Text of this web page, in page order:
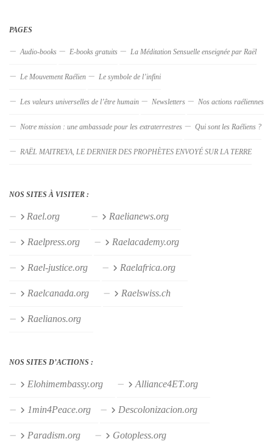
PAGES
Audio-books E-books gratuits La Méditation Sensuelle enseignée par Raël
Le Mouvement Raélien Le symbole de l’infini
Les valeurs universelles de l’être humain Newsletters Nos actions raéliennes
Notre mission : une ambassade pour les extraterrestres Qui sont les Raéliens ?
RAËL MAITREYA, LE DERNIER DES PROPHÈTES ENVOYÉ SUR LA TERRE
NOS SITES À VISITER :
Rael.org Raelianews.org
Raelpress.org Raelacademy.org
Rael-justice.org Raelafrica.org
Raelcanada.org Raelswiss.ch
Raelianos.org
NOS SITES D’ACTIONS :
Elohimembassy.org Alliance4ET.org
1min4Peace.org Descolonizacion.org
Paradism.org Gotopless.org